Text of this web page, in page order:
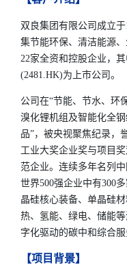
双良集团有限公司成立于
集节能环保、清洁能源
22家全资和控股企业，
(2481.HK)为上市公司。
公司在“节能、节水、环
溴化锂机组及智能化全
品”，被央视聚焦纪录，
工业大奖企业奖与项目
范企业。连续多年名列中
世界500强企业中有300
晶硅核心装备、单晶硅
热、氢能、绿电、储能
字化驱动的碳中和综合服
【项目背景】